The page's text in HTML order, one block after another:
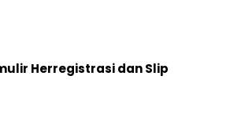
Herregistrasi dan Slip